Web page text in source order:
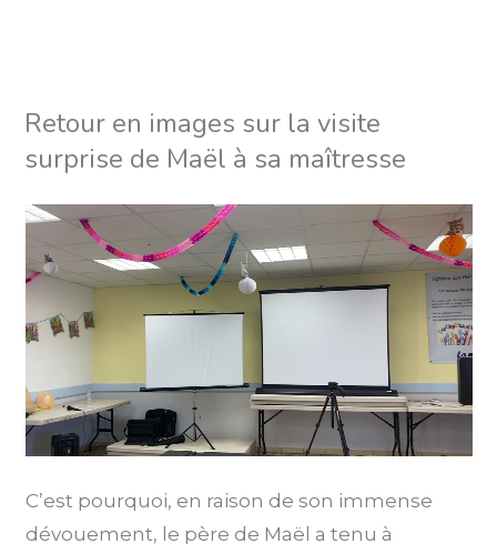
Retour en images sur la visite
surprise de Maël à sa maîtresse
C’est pourquoi, en raison de son immense
dévouement, le père de Maël a tenu à